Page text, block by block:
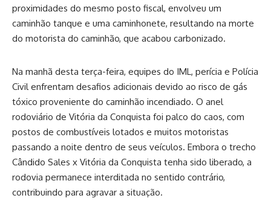
proximidades do mesmo posto fiscal, envolveu um
caminhão tanque e uma caminhonete, resultando na morte
do motorista do caminhão, que acabou carbonizado.
Na manhã desta terça-feira, equipes do IML, perícia e Polícia
Civil enfrentam desafios adicionais devido ao risco de gás
tóxico proveniente do caminhão incendiado. O anel
rodoviário de Vitória da Conquista foi palco do caos, com
postos de combustíveis lotados e muitos motoristas
passando a noite dentro de seus veículos. Embora o trecho
Cândido Sales x Vitória da Conquista tenha sido liberado, a
rodovia permanece interditada no sentido contrário,
contribuindo para agravar a situação.